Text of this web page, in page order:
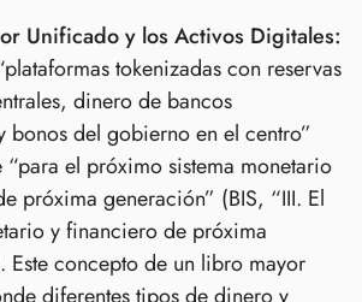
Unificado y los Activos Digitales:
tokenizadas con reservas
dinero de bancos
bonos del gobierno en el centro”
el próximo sistema monetario
próxima generación” (BIS, “III. El
y financiero de próxima
Este concepto de un libro mayor